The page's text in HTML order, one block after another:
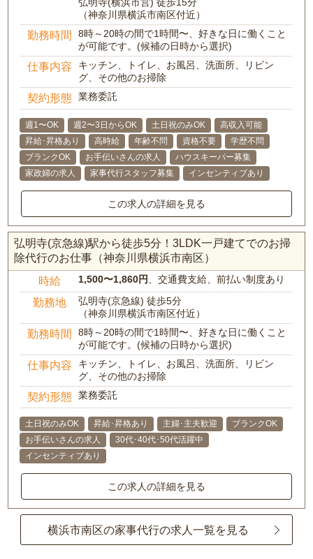
（神奈川県横浜市南区付近）
勤務時間
8時～20時の間で1時間〜、好きな日に働くこと
が可能です。(候補の日時から選択)
仕事内容
キッチン、トイレ、お風呂、洗面所、リビン
グ、その他のお掃除
契約形態 業務委託
週1〜OK 週2〜3日からOK 土日祝のみOK
高収入可能
昇給･昇格あり
高時給 年齢不問 資格不要
学歴不問
ブランクOK
お手伝いさんの求人
ハウスキーパー募集
家政婦の求人
家事代行スタッフ募集 インセンティブあり
この求人の詳細を見る
弘明寺(京急線)駅から徒歩5分！3LDK一戸建てでのお掃
除代行のお仕事（神奈川県横浜市南区）
時給 1,500〜1,860円 、交通費支給、前払い制度あり
勤務地
弘明寺(京急線) 徒歩5分
（神奈川県横浜市南区付近）
勤務時間
8時～20時の間で1時間〜、好きな日に働くこと
が可能です。(候補の日時から選択)
仕事内容
キッチン、トイレ、お風呂、洗面所、リビン
グ、その他のお掃除
契約形態 業務委託
土日祝のみOK 昇給･昇格あり 主婦･主夫歓迎
ブランクOK
お手伝いさんの求人
30代･40代･50代活躍中
インセンティブあり
この求人の詳細を見る
横浜市南区の家事代行の求人一覧を見る